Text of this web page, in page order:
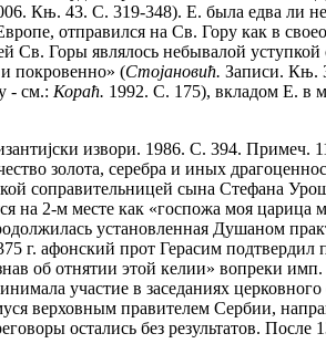
Књ. 43. С. 319-348). Е. была едва ли
отправился на Св. Гору как в
Св. Горы являлось небывалой уступкой
покровенно» (Стоjановић. Записи. Књ.
- см.: Кораћ. 1992. С. 175), вкладом Е. в
извори. 1986. С. 394. Примеч.
золота, серебра и иных
соправительницей сына Стефана
2-м месте как «госпожа моя царица
установленная Душаном
афонский прот Герасим подтвердил
об отнятии этой келии» вопреки
участие в заседаниях церковного
верховным правителем Сербии,
остались без результатов. После